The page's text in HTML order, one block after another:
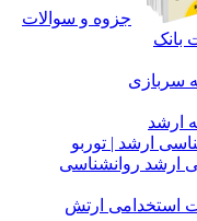
جزوه و سوالات
ارشد | توربو
ارتش